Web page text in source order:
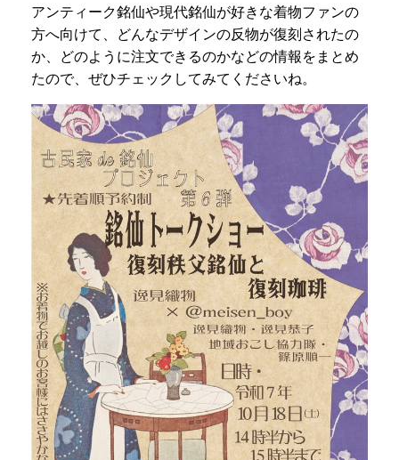
アンティーク銘仙や現代銘仙が好きな着物ファンの
方へ向けて、どんなデザインの反物が復刻されたの
か、どのように注文できるのかなどの情報をまとめ
たので、ぜひチェックしてみてくださいね。